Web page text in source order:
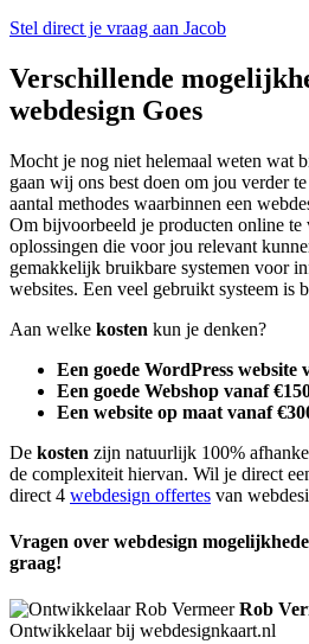
Stel direct je vraag aan Jacob
Verschillende
webdesign Goes
Mocht je nog niet helemaal weten wat
gaan wij ons best doen om jou verder
aantal methodes waarbinnen een
Om bijvoorbeeld je producten online te
oplossingen die voor jou relevant
gemakkelijk bruikbare systemen voor
websites. Een veel gebruikt systeem is
Aan welke kosten kun je denken?
Een goede WordPress website
Een goede Webshop vanaf
Een website op maat vanaf
De kosten zijn natuurlijk 100%
de complexiteit hiervan. Wil je direct
direct 4 webdesign offertes van
Vragen over webdesign
graag!
Rob
Ontwikkelaar bij webdesignkaart.nl